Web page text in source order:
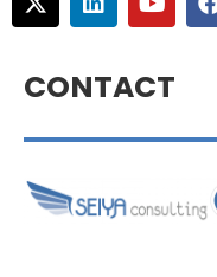
CONTACT